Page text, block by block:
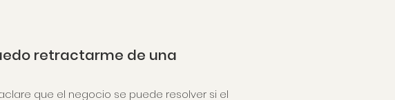
retractarme de una
que el negocio se puede resolver si el